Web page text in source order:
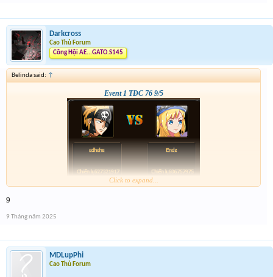
Darkcross
Cao Thủ Forum
Công Hội AE...GATO.S145
Belinda said: ↑
Event 1 TĐC 76 9/5
Click to expand...
9
9 Tháng năm 2025
MDLupPhi
Cao Thủ Forum